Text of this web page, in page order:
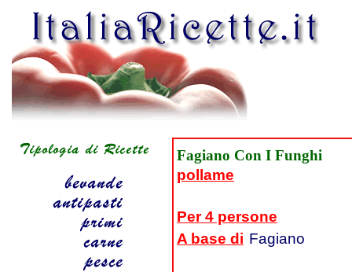
Fagiano Con I Funghi
pollame
Per 4 persone
A base di Fagiano